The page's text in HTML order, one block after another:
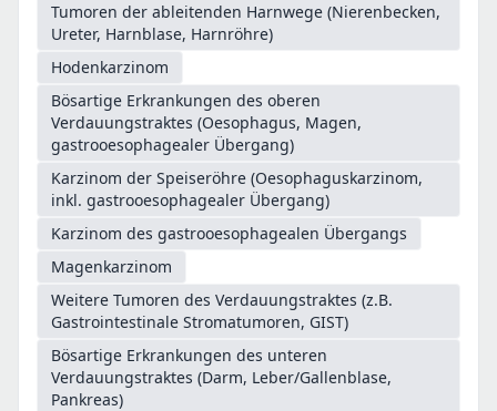
Tumoren der ableitenden Harnwege (Nierenbecken,
Ureter, Harnblase, Harnröhre)
Hodenkarzinom
Bösartige Erkrankungen des oberen
Verdauungstraktes (Oesophagus, Magen,
gastrooesophagealer Übergang)
Karzinom der Speiseröhre (Oesophaguskarzinom,
inkl. gastrooesophagealer Übergang)
Karzinom des gastrooesophagealen Übergangs
Magenkarzinom
Weitere Tumoren des Verdauungstraktes (z.B.
Gastrointestinale Stromatumoren, GIST)
Bösartige Erkrankungen des unteren
Verdauungstraktes (Darm, Leber/Gallenblase,
Pankreas)